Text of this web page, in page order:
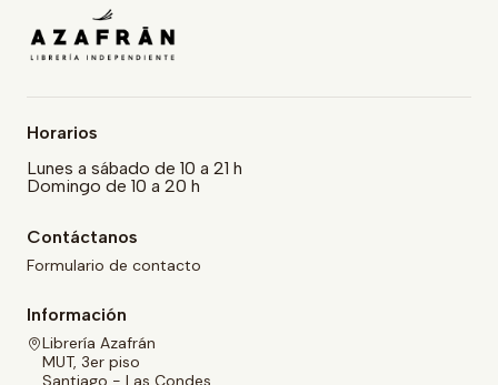
Horarios
Lunes a sábado de 10 a 21 h
Domingo de 10 a 20 h
Contáctanos
Formulario de contacto
Información
Librería Azafrán
MUT, 3er piso
Santiago - Las Condes